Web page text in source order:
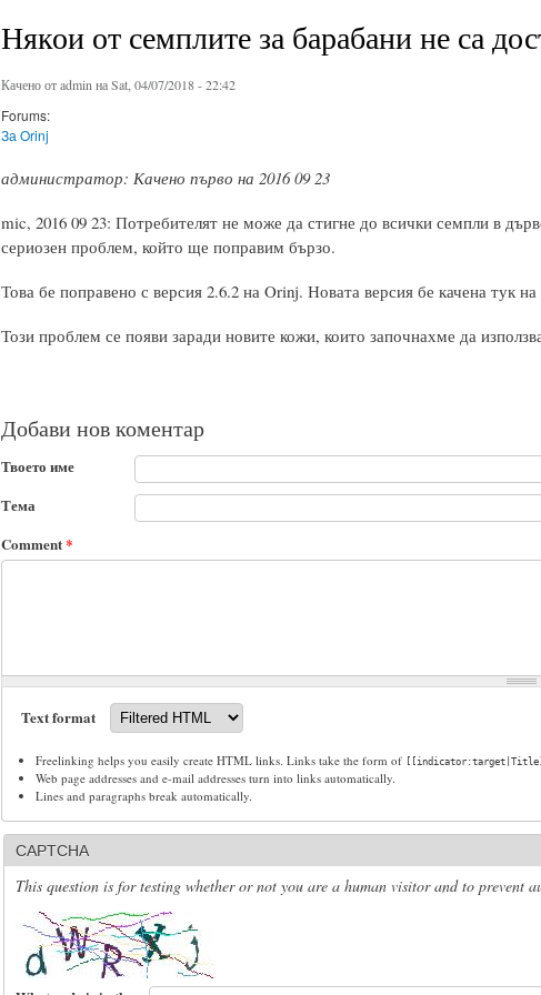
Някои от семплите за барабани не са
Качено отadmin на Sat, 04/07/2018 - 22:42
Forums:
За Orinj
администратор: Качено първо на 2016 09 23
mic, 2016 09 23: Потребителят не може да стигне до всички семпли в
сериозен проблем, който ще поправим бързо.
Това бе поправено с версия 2.6.2 на Orinj. Новата версия бе качена тук на
Този проблем се появи заради новите кожи, които започнахме да
Добави нов коментар
Твоето име
Тема
Comment*
Text format
Freelinking helps you easily create HTML links. Links take the form of
Web page addresses and e-mail addresses turn into links automatically.
Lines and paragraphs break automatically.
CAPTCHA
This question is for testing whether or not you are a human visitor and to prevent